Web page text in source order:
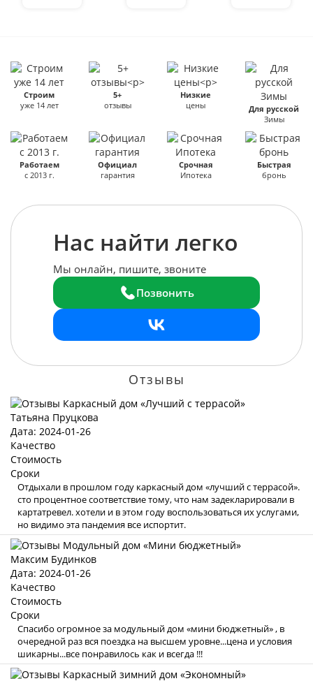
Строим
уже 14 лет
5+
отзывы
Низкие
цены
Для русской
Зимы
Работаем
с 2013 г.
Официал
гарантия
Срочная
Ипотека
Быстрая
бронь
Нас найти легко
Мы онлайн, пишите, звоните
Позвонить
Отзывы
Татьяна Пруцкова
Дата: 2024-01-26
Качество
Стоимость
Сроки
Отдыхали в прошлом году каркасный дом «лучший с террасой».
сто процентное соответствие тому, что нам задекларировали в
картатревел. хотели и в этом году воспользоваться их услугами,
но видимо эта пандемия все испортит.
Максим Будинков
Дата: 2024-01-26
Качество
Стоимость
Сроки
Спасибо огромное за модульный дом «мини бюджетный» , в
очередной раз вся поездка на высшем уровне...цена и условия
шикарны...все понравилось как и всегда !!!